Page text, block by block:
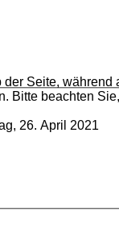
26. April 2021
Seite,
beachten